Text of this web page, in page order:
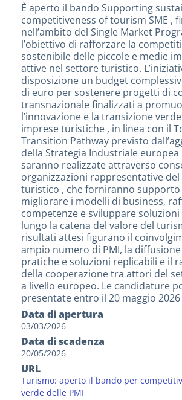
È aperto il bando Supporting
competitiveness of tourism SME ,
nell’ambito del Single Market
l’obiettivo di rafforzare la
sostenibile delle piccole e medie
attive nel settore turistico.
disposizione un budget
di euro per sostenere progetti di
transnazionale finalizzati a
l’innovazione e la transizione
imprese turistiche , in linea con il
Transition Pathway previsto
della Strategia Industriale europea
saranno realizzate attraverso
organizzazioni rappresentative
turistico , che forniranno supporto
migliorare i modelli di business,
competenze e sviluppare
lungo la catena del valore del
risultati attesi figurano il
ampio numero di PMI, la
pratiche e soluzioni replicabili e il
della cooperazione tra attori del
a livello europeo. Le candidature
presentate entro il 20 maggio 2026
Data di apertura
03/03/2026
Data di scadenza
20/05/2026
URL
Turismo: aperto il bando per
verde delle PMI